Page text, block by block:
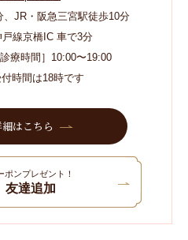
JR・阪急三宮駅徒歩10分
線京橋IC 車で3分
療時間］10:00〜19:00
時間は18時です
はこちら
ポンプレゼント！
友達追加